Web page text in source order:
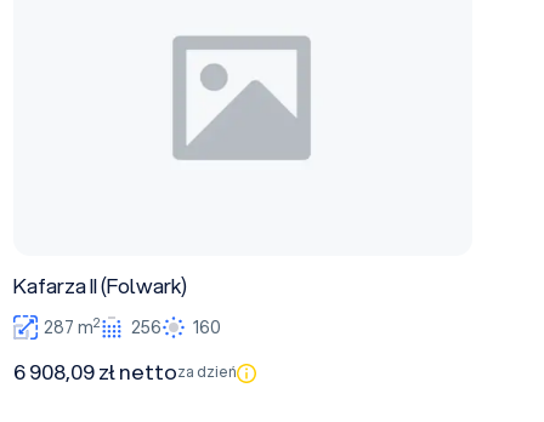
Kafarza II (Folwark)
287 m2 256 160
6 908,09 zł nettoza dzień